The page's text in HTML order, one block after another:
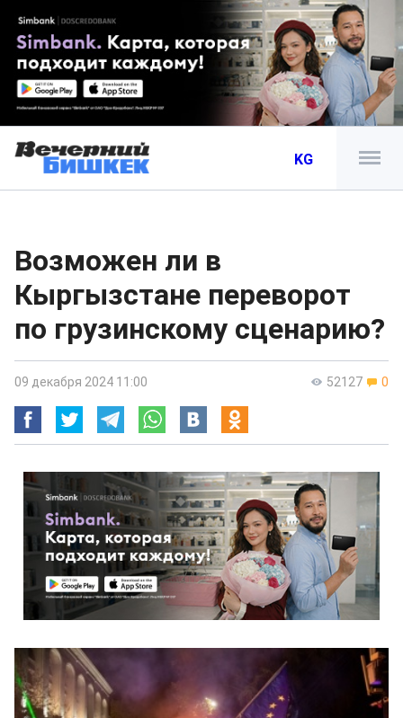
KG
Возможен ли в
Кыргызстане переворот
по грузинскому сценарию?
52127 0
09 декабря 2024 11:00